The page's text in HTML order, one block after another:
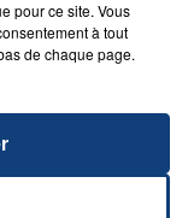
pour ce site. Vous
à tout
de chaque page.